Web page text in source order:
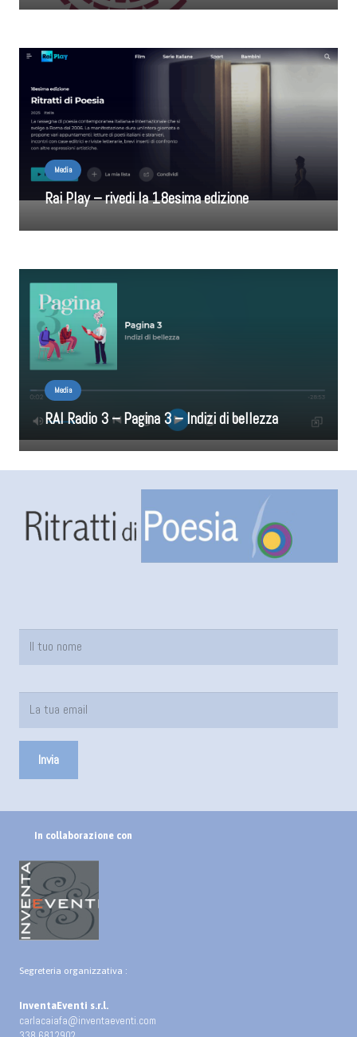
Media
Rai Play – rivedi la 18esima edizione
Media
RAI Radio 3 – Pagina 3 – Indizi di bellezza
In collaborazione con
Segreteria organizzativa :
InventaEventi s.r.l.
carlacaiafa@inventaeventi.com